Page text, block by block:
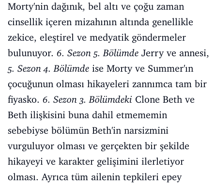
Morty'nin dağınık, bel altı ve çoğu zaman
cinsellik içeren mizahının altında genellikle
zekice, eleştirel ve medyatik göndermeler
bulunuyor. 6. Sezon 5. Bölümde Jerry ve annesi,
5. Sezon 4. Bölümde ise Morty ve Summer'ın
çocuğunun olması hikayeleri zannımca tam bir
fiyasko. 6. Sezon 3. Bölümdeki Clone Beth ve
Beth ilişkisini buna dahil etmememin
sebebiyse bölümün Beth'in narsizmini
vurguluyor olması ve gerçekten bir şekilde
hikayeyi ve karakter gelişimini ilerletiyor
olması. Ayrıca tüm ailenin tepkileri epey